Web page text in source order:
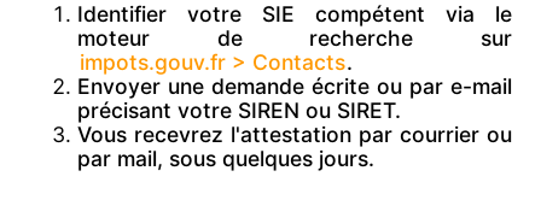
Identifier votre SIE compétent via le
moteur de recherche sur
impots.gouv.fr > Contacts.
Envoyer une demande écrite ou par e-mail
précisant votre SIREN ou SIRET.
Vous recevrez l'attestation par courrier ou
par mail, sous quelques jours.